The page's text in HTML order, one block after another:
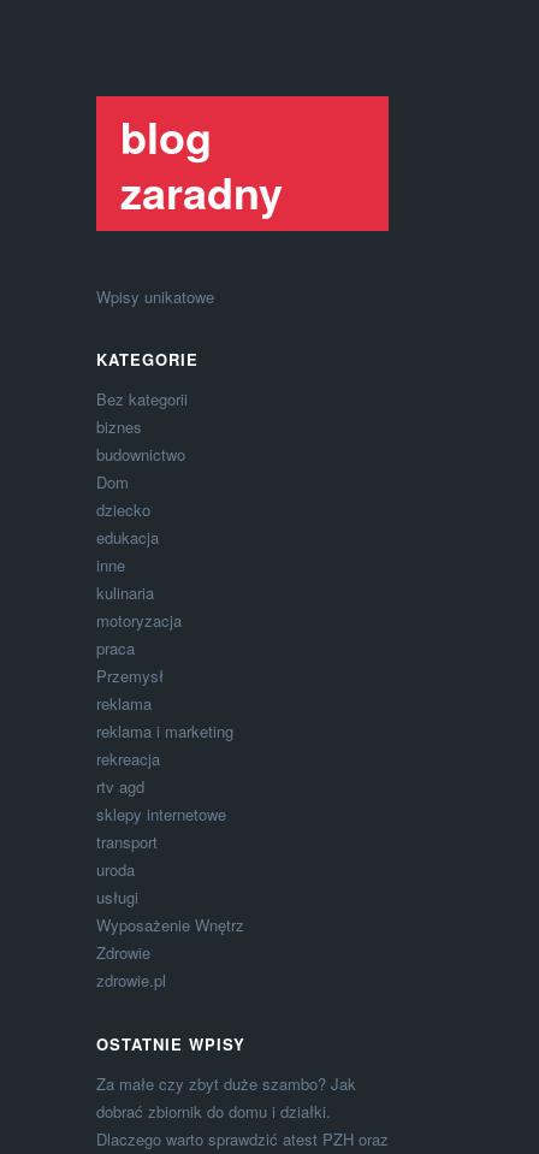
blog
zaradny
Wpisy unikatowe
KATEGORIE
Bez kategorii
biznes
budownictwo
Dom
dziecko
edukacja
inne
kulinaria
motoryzacja
praca
Przemysł
reklama
reklama i marketing
rekreacja
rtv agd
sklepy internetowe
transport
uroda
usługi
Wyposażenie Wnętrz
Zdrowie
zdrowie.pl
OSTATNIE WPISY
Za małe czy zbyt duże szambo? Jak
dobrać zbiornik do domu i działki.
Dlaczego warto sprawdzić atest PZH oraz